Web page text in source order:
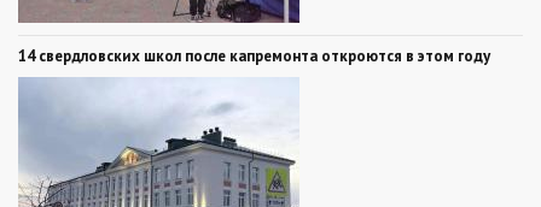
14 свердловских школ после капремонта откроются в этом году